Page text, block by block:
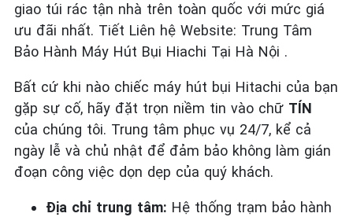
giao túi rác tận nhà trên toàn quốc với mức giá
ưu đãi nhất. Tiết Liên hệ Website: Trung Tâm
Bảo Hành Máy Hút Bụi Hiachi Tại Hà Nội .
Bất cứ khi nào chiếc máy hút bụi Hitachi của bạn
gặp sự cố, hãy đặt trọn niềm tin vào chữ TÍN
của chúng tôi. Trung tâm phục vụ 24/7, kể cả
ngày lễ và chủ nhật để đảm bảo không làm gián
đoạn công việc dọn dẹp của quý khách.
Địa chỉ trung tâm: Hệ thống trạm bảo hành